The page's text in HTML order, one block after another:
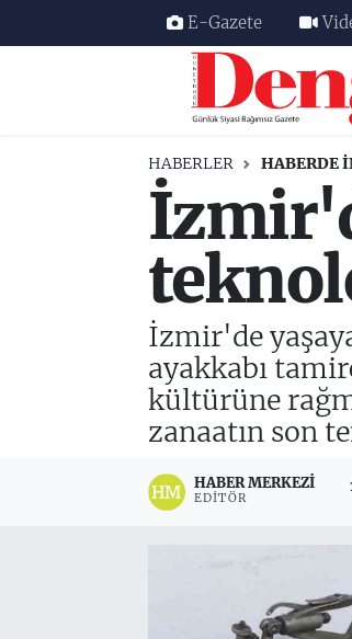
E-Gazete
HABERLER HABERDE
İzmir'de
ayakkabı
kültürüne
zanaatın son
HABER MERKEZI
EDITÖR
Nöbetçi Eczaneler
Trafik Durumu
Süper Lig Puan Durumu ve
Tüm Manşetler
Son Dakika Haberleri